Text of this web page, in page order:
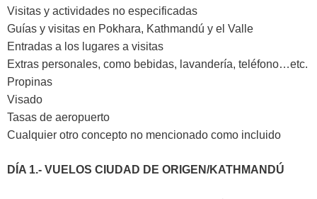
Visitas y actividades no especificadas
Guías y visitas en Pokhara, Kathmandú y el Valle
Entradas a los lugares a visitas
Extras personales, como bebidas, lavandería, teléfono…etc.
Propinas
Visado
Tasas de aeropuerto
Cualquier otro concepto no mencionado como incluido
DÍA 1.- VUELOS CIUDAD DE ORIGEN/KATHMANDÚ